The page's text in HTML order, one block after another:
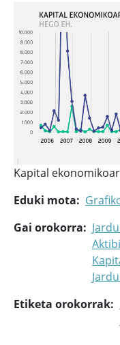
Kapital
Eduki mota
Gai orokorra
Etiketa orokorrak